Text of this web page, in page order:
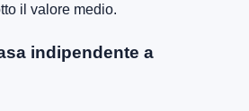
il valore medio.
indipendente a